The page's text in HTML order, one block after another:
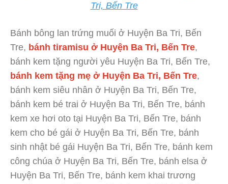
Tri, Bến Tre
Bánh bông lan trứng muối ở Huyện Ba Tri, Bến
Tre, bánh tiramisu ở Huyện Ba Tri, Bến Tre,
bánh kem tặng người yêu Huyện Ba Tri, Bến Tre,
bánh kem tặng mẹ ở Huyện Ba Tri, Bến Tre,
bánh kem siêu nhân ở Huyện Ba Tri, Bến Tre,
bánh kem bé trai ở Huyện Ba Tri, Bến Tre, bánh
kem xe hơi oto tại Huyện Ba Tri, Bến Tre, bánh
kem cho bé gái ở Huyện Ba Tri, Bến Tre, bánh
sinh nhật bé gái Huyện Ba Tri, Bến Tre, bánh kem
công chúa ở Huyện Ba Tri, Bến Tre, bánh elsa ở
Huyện Ba Tri, Bến Tre, bánh kem khai trương